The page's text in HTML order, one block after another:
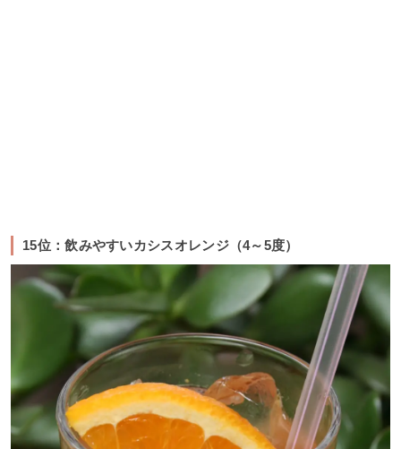
15位：飲みやすいカシスオレンジ（4～5度）